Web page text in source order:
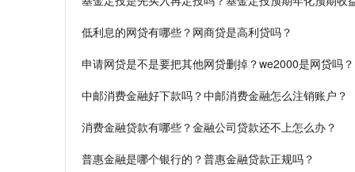
低利息的网贷有哪些？网商贷是高利贷吗？
申请网贷是不是要把其他网贷删掉？we2000是网贷吗？
中邮消费金融好下款吗？中邮消费金融怎么注销账户？
消费金融贷款有哪些？金融公司贷款还不上怎么办？
普惠金融是哪个银行的？普惠金融贷款正规吗？